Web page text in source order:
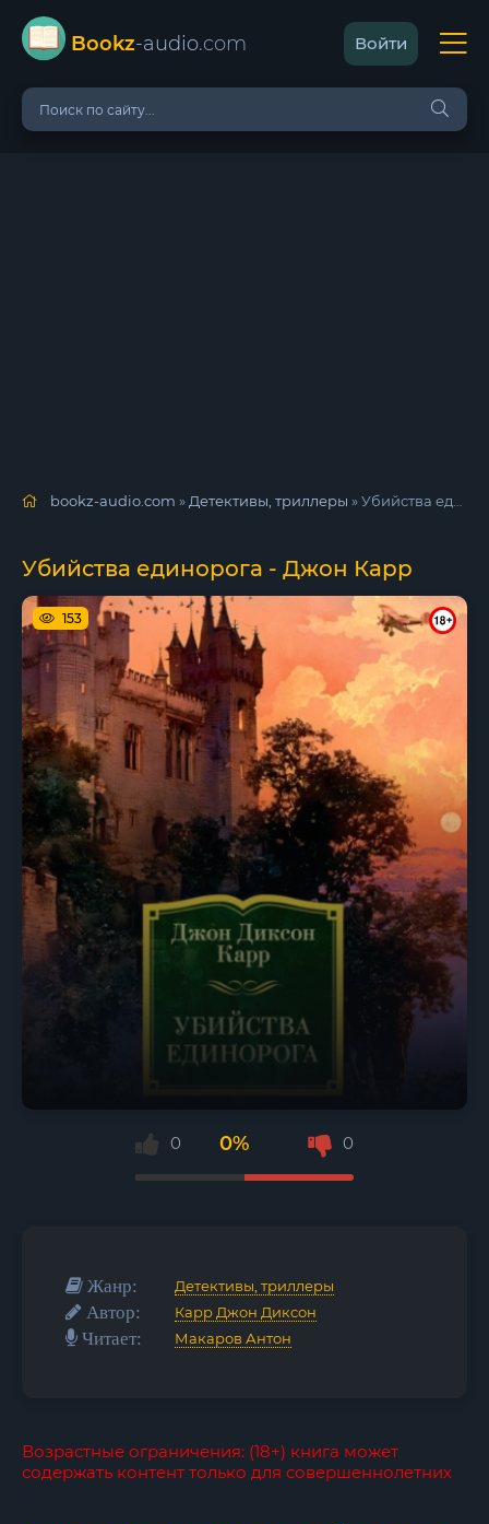
Bookz-audio.com Войти
bookz-audio.com » Детективы, триллеры » Убийства единорога - Джон Карр
Убийства единорога - Джон Карр
153
0 0% 0
Жанр: Детективы, триллеры
Автор: Карр Джон Диксон
Читает: Макаров Антон
Возрастные ограничения: (18+) книга может
содержать контент только для совершеннолетних